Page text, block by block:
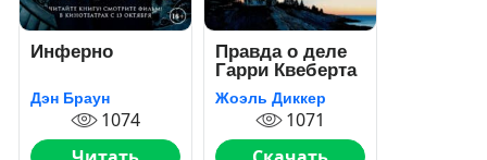
Инферно
Дэн Браун
1074
Правда о деле
Гарри Квеберта
Жоэль Диккер
1071